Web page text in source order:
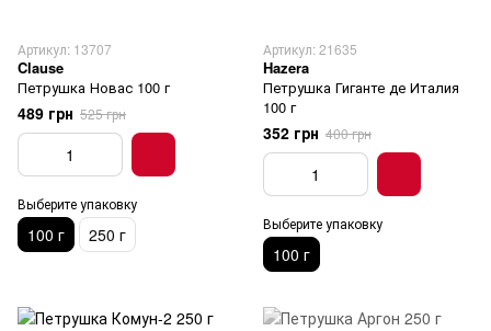
Артикул: 13707
Clause
Петрушка Новас 100 г
489 грн 525 грн
Выберите упаковку
100 г 250 г
Артикул: 21635
Hazera
Петрушка Гиганте де Италия
100 г
352 грн 400 грн
Выберите упаковку
100 г